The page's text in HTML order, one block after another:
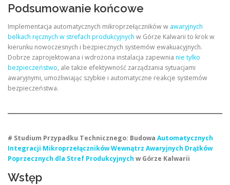
Podsumowanie końcowe
Implementacja automatycznych mikroprzełączników w awaryjnych
belkach ręcznych w strefach produkcyjnych w Górze Kalwarii to krok w
kierunku nowoczesnych i bezpiecznych systemów ewakuacyjnych.
Dobrze zaprojektowana i wdrożona instalacja zapewnia nie tylko
bezpieczeństwo, ale także efektywność zarządzania sytuacjami
awaryjnymi, umożliwiając szybkie i automatyczne reakcje systemów
bezpieczeństwa.
# Studium Przypadku Technicznego: Budowa Automatycznych
Integracji Mikroprzełączników Wewnątrz Awaryjnych Drążków
Poprzecznych dla Stref Produkcyjnych w Górze Kalwarii
Wstęp